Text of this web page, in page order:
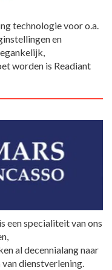
technologie voor o.a.
en
worden is Readiant
een specialiteit van ons
al decennialang naar
dienstverlening.